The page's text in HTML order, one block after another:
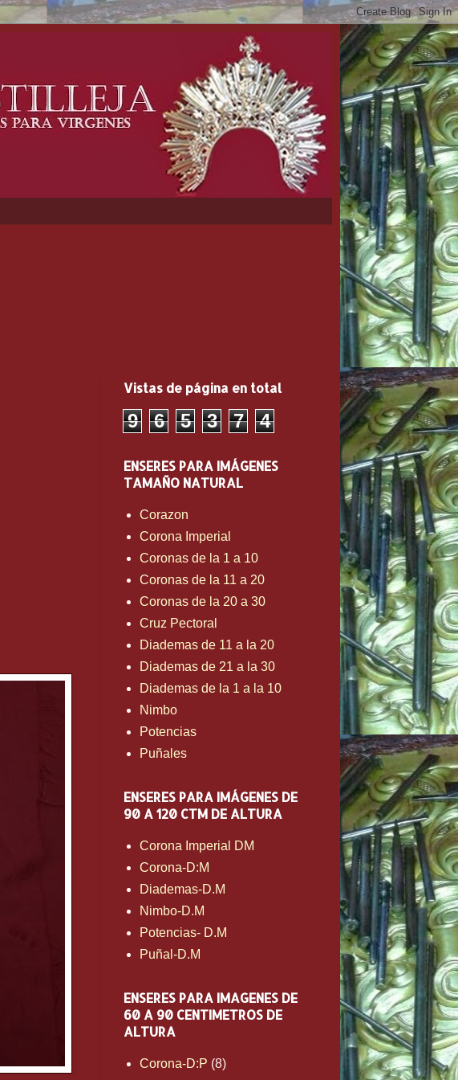
Vistas de página en total
9 6 5 3 7 4
ENSERES PARA IMÁGENES
TAMAÑO NATURAL
Corazon
Corona Imperial
Coronas de la 1 a 10
Coronas de la 11 a 20
Coronas de la 20 a 30
Cruz Pectoral
Diademas de 11 a la 20
Diademas de 21 a la 30
Diademas de la 1 a la 10
Nimbo
Potencias
Puñales
ENSERES PARA IMÁGENES DE
90 A 120 CTM DE ALTURA
Corona Imperial DM
Corona-D:M
Diademas-D.M
Nimbo-D.M
Potencias- D.M
Puñal-D.M
ENSERES PARA IMAGENES DE
60 A 90 CENTIMETROS DE
ALTURA
Corona-D:P (8)